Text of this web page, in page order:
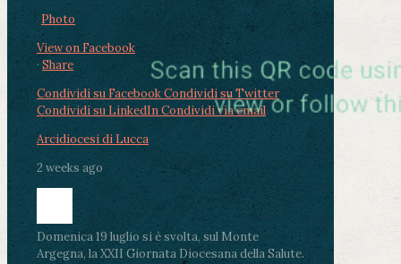
Photo
View on Facebook
· Share
Condividi su FacebookCondividi su Twitter
Condividi su LinkedInCondividi via email
Arcidiocesi di Lucca
2 weeks ago
Domenica 19 luglio si è svolta, sul Monte
Argegna, la XXII Giornata Diocesana della Salute.